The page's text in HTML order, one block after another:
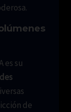
es su
de